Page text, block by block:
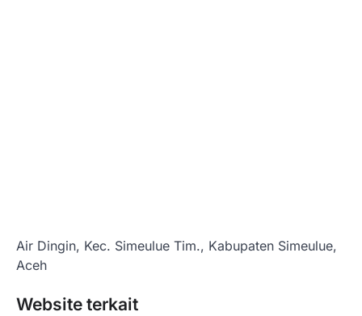
Air Dingin, Kec. Simeulue Tim., Kabupaten Simeulue,
Aceh
Website terkait